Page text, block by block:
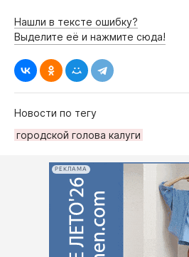
Нашли в тексте ошибку?
Выделите её и нажмите сюда!
Новости по тегу
городской голова калуги
РЕКЛАМА